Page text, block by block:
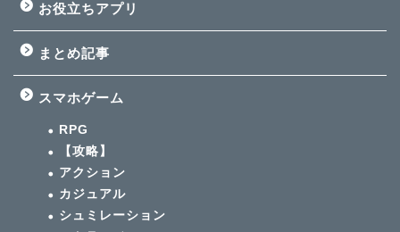
お役立ちアプリ
まとめ記事
スマホゲーム
RPG
【攻略】
アクション
カジュアル
シュミレーション